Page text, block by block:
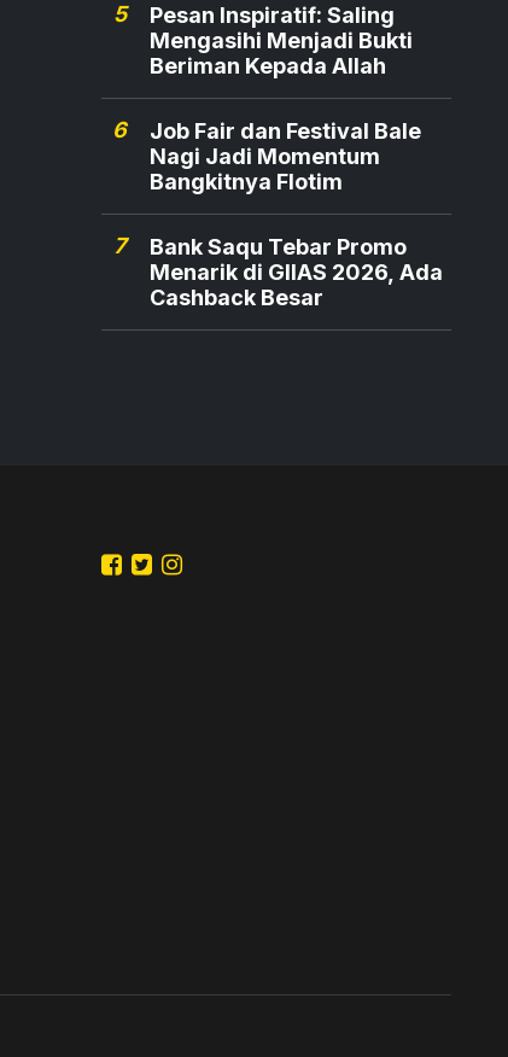
5
Pesan Inspiratif: Saling
Mengasihi Menjadi Bukti
Beriman Kepada Allah
6
Job Fair dan Festival Bale
Nagi Jadi Momentum
Bangkitnya Flotim
7
Bank Saqu Tebar Promo
Menarik di GIIAS 2026, Ada
Cashback Besar